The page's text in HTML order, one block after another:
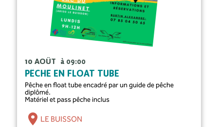
10 AOÛT à 09:00
PÊCHE EN FLOAT TUBE
Pêche en float tube encadré par un guide de pêche
diplômé.
Matériel et pass pêche inclus
LE BUISSON